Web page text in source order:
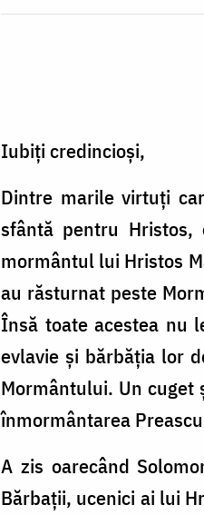
Iubiţi credincioşi,
Dintre marile virtuţi
sfântă pentru
mormântul lui Hristos
au răsturnat peste
Însă toate acestea nu
evlavie şi bărbăţia lor
Mormântului. Un cuget
înmormântarea
A zis oarecând
Bărbaţii, ucenici ai lui